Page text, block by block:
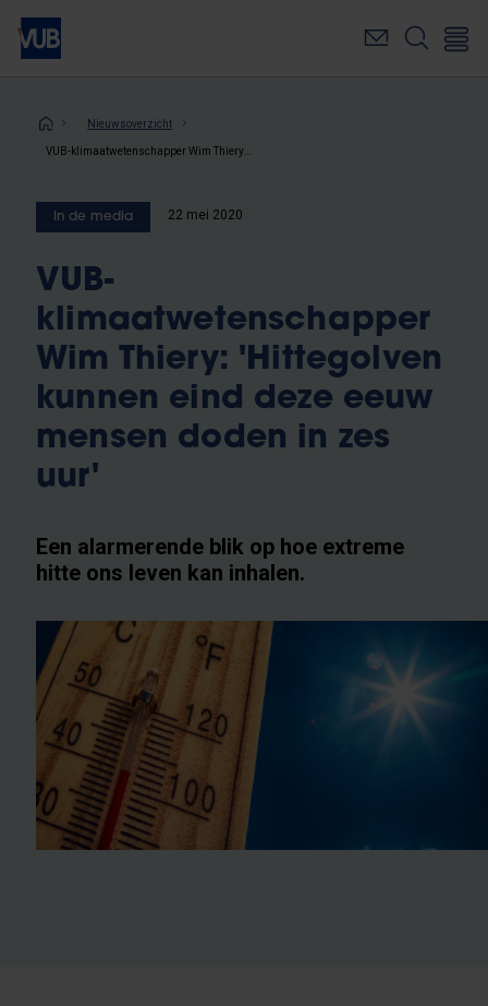
Overslaan
naar
inhoudKruimelpad
Nieuwsoverzicht
In de media 22 mei 2020
VUB-
klimaatwetenschapper
Wim Thiery: 'Hittegolven
kunnen eind deze eeuw
mensen doden in zes
uur'
Een alarmerende blik op hoe extreme
hitte ons leven kan inhalen.